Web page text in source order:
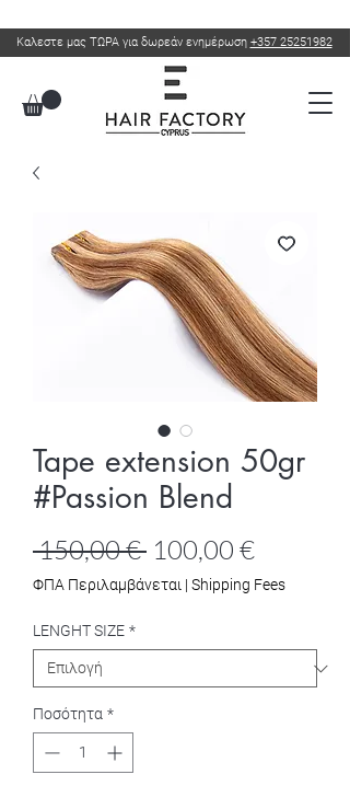
Καλεστε μας ΤΩΡΑ για δωρεάν ενημέρωση +357 25251982
Tape extension 50gr
#Passion Blend
150,00 € Κανονική
τιμή
100,00 €Τιμή
ΦΠΑ Περιλαμβάνεται | Shipping Fees
LENGHT SIZE *
Ποσότητα *